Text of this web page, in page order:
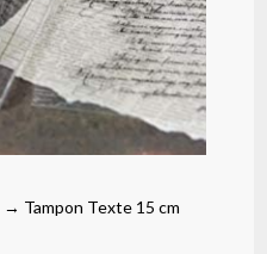
→ Tampon Texte 15 cm